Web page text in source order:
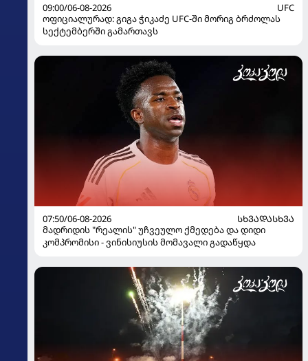
09:00/06-08-2026
UFC
ოფიციალურად: გიგა ჭიკაძე UFC-ში მორიგ ბრძოლას
სექტემბერში გამართავს
07:50/06-08-2026
ᲡᲮᲕᲐᲓᲐᲡᲮᲕᲐ
მადრიდის "რეალის" უჩვეულო ქმედება და დიდი
კომპრომისი - ვინისიუსის მომავალი გადაწყდა